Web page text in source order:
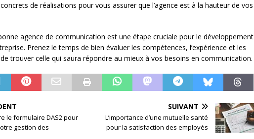
de réalisations pour vous assurer que l’agence est à la hauteur de vos
agence de communication est une étape cruciale pour le développement
Prenez le temps de bien évaluer les compétences, l’expérience et les
trouver celle qui saura répondre au mieux à vos besoins en communication.
le formulaire DAS2 pour
gestion des
SUIVANT
L’importance d’une mutuelle santé
pour la satisfaction des employés